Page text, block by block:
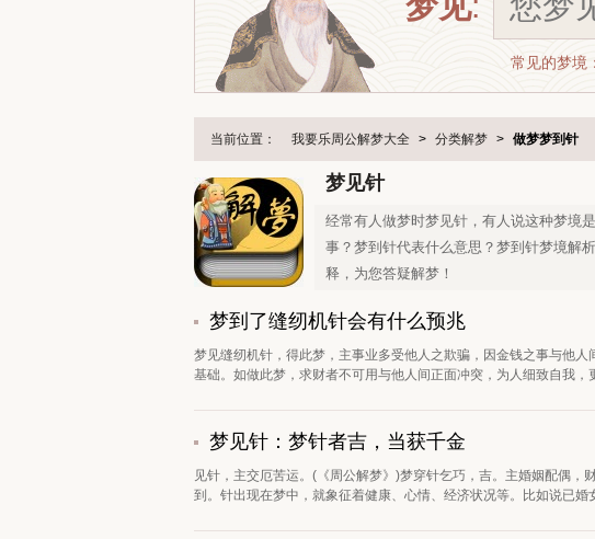
常见的梦境：
当前位置： 我要乐周公解梦大全 > 分类解梦 > 做梦梦到针
梦见针
经常有人做梦时梦见针，有人说这种梦境
事？梦到针代表什么意思？梦到针梦境解
释，为您答疑解梦！
梦到了缝纫机针会有什么预兆
梦见缝纫机针，得此梦，主事业多受他人之欺骗，因金钱之事与他
基础。如做此梦，求财者不可用与他人间正面冲突，为人细致自我，
梦见针：梦针者吉，当获千金
见针，主交厄苦运。(《周公解梦》)梦穿针乞巧，吉。主婚姻配偶
到。针出现在梦中，就象征着健康、心情、经济状况等。比如说已婚